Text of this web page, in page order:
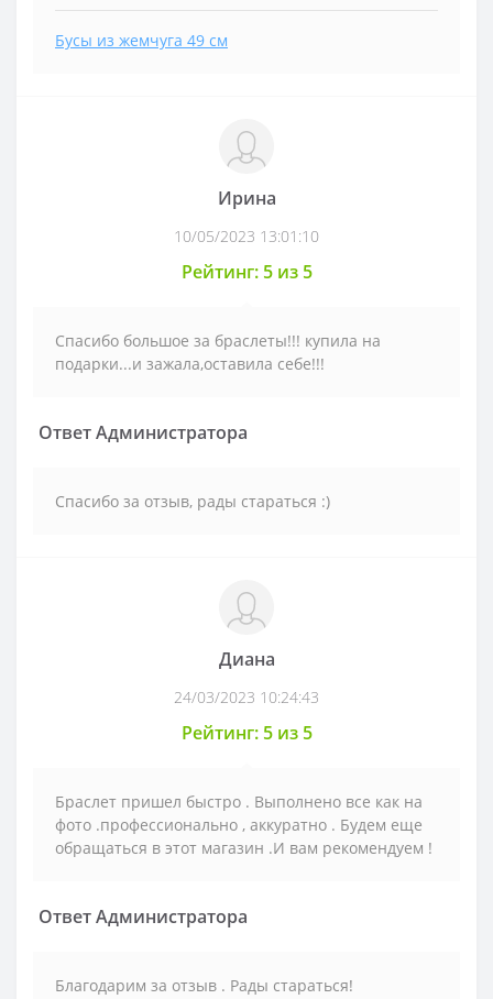
Бусы из жемчуга 49 см
Ирина
10/05/2023 13:01:10
Рейтинг: 5 из 5
Спасибо большое за браслеты!!! купила на
подарки...и зажала,оставила себе!!!
Ответ Администратора
Спасибо за отзыв, рады стараться :)
Диана
24/03/2023 10:24:43
Рейтинг: 5 из 5
Браслет пришел быстро . Выполнено все как на
фото .профессионально , аккуратно . Будем еще
обращаться в этот магазин .И вам рекомендуем !
Ответ Администратора
Благодарим за отзыв . Рады стараться!